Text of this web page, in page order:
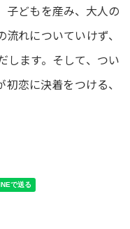
子どもを産み、大人の
れについていけず、
します。そして、つい
恋に決着をつける、